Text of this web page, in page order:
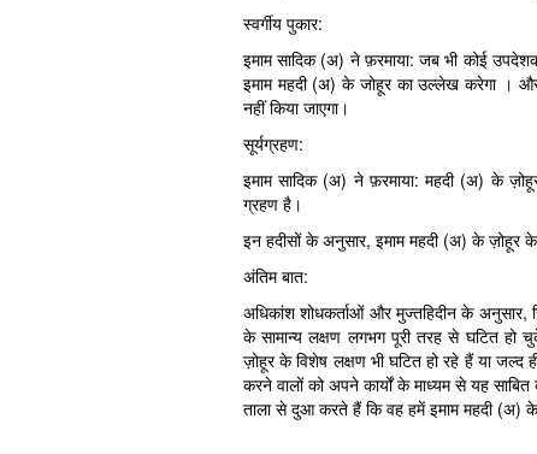
स्वर्गीय पुकार:
इमाम सादिक (अ) ने फ़रमाया: जब भी कोई
इमाम महदी (अ) के जोहूर का उल्लेख करेगा । और
नहीं किया जाएगा।
सूर्यग्रहण:
इमाम सादिक (अ) ने फ़रमाया: महदी (अ) के
ग्रहण है।
इन हदीसों के अनुसार, इमाम महदी (अ) के ज़ोहूर के
अंतिम बात:
अधिकांश शोधकर्ताओं और मुज्तहिदीन के
के सामान्य लक्षण लगभग पूरी तरह से घटित
ज़ोहूर के विशेष लक्षण भी घटित हो रहे हैं या जल्द
करने वालों को अपने कार्यों के माध्यम से यह
ताला से दुआ करते हैं कि वह हमें इमाम महदी (अ)